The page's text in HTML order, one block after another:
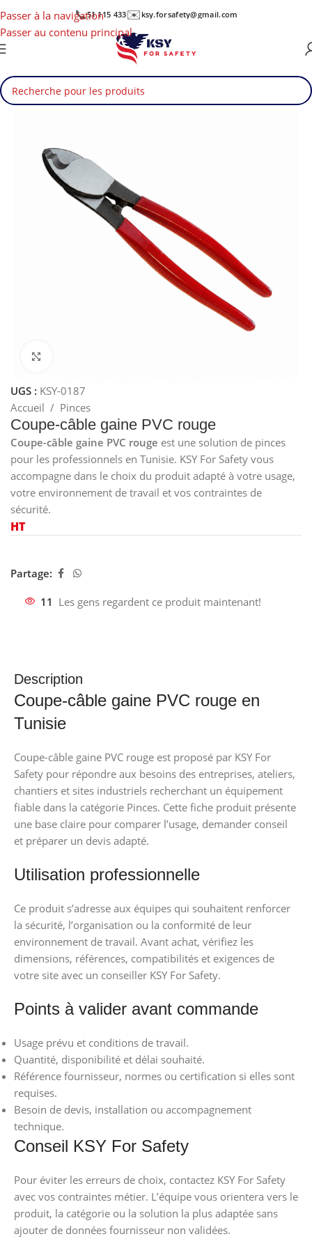
Passer à la navigation
Passer au contenu principal
📞51 115 433✉️ ksy.forsafety@gmail.com
UGS : KSY-0187
Accueil / Pinces
Coupe-câble gaine PVC rouge
Coupe-câble gaine PVC rouge est une solution de pinces
pour les professionnels en Tunisie. KSY For Safety vous
accompagne dans le choix du produit adapté à votre usage,
votre environnement de travail et vos contraintes de
sécurité.
HT
Partage:
11 Les gens regardent ce produit maintenant!
Description
Coupe-câble gaine PVC rouge en
Tunisie
Coupe-câble gaine PVC rouge est proposé par KSY For
Safety pour répondre aux besoins des entreprises, ateliers,
chantiers et sites industriels recherchant un équipement
fiable dans la catégorie Pinces. Cette fiche produit présente
une base claire pour comparer l’usage, demander conseil
et préparer un devis adapté.
Utilisation professionnelle
Ce produit s’adresse aux équipes qui souhaitent renforcer
la sécurité, l’organisation ou la conformité de leur
environnement de travail. Avant achat, vérifiez les
dimensions, références, compatibilités et exigences de
votre site avec un conseiller KSY For Safety.
Points à valider avant commande
Usage prévu et conditions de travail.
Quantité, disponibilité et délai souhaité.
Référence fournisseur, normes ou certification si elles sont
requises.
Besoin de devis, installation ou accompagnement
technique.
Conseil KSY For Safety
Pour éviter les erreurs de choix, contactez KSY For Safety
avec vos contraintes métier. L’équipe vous orientera vers le
produit, la catégorie ou la solution la plus adaptée sans
ajouter de données fournisseur non validées.